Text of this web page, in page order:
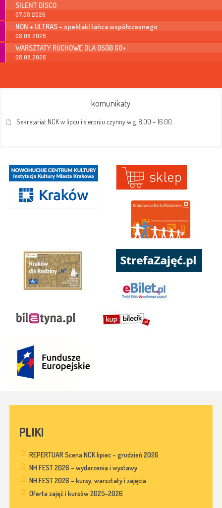
SILENT DISCO
07.08.2026
NON + ULTRAS – spektakl tańca współczesnego
08.08.2026
WARSZTATY RUCHOWE DLA OSÓB 60+
08.08.2026
komunikaty
Sekretariat NCK w lipcu i sierpniu czynny w g. 8.00 – 16.00.
PLIKI
REPERTUAR Scena NCK lipiec – grudzień 2026
NH FEST 2026 – wydarzenia i wystawy
NH FEST 2026 – kursy, warsztaty i zajęcia
Oferta zajęć i kursów 2025-2026